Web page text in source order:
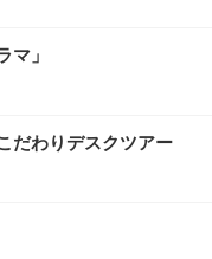
」
だわりデスクツアー